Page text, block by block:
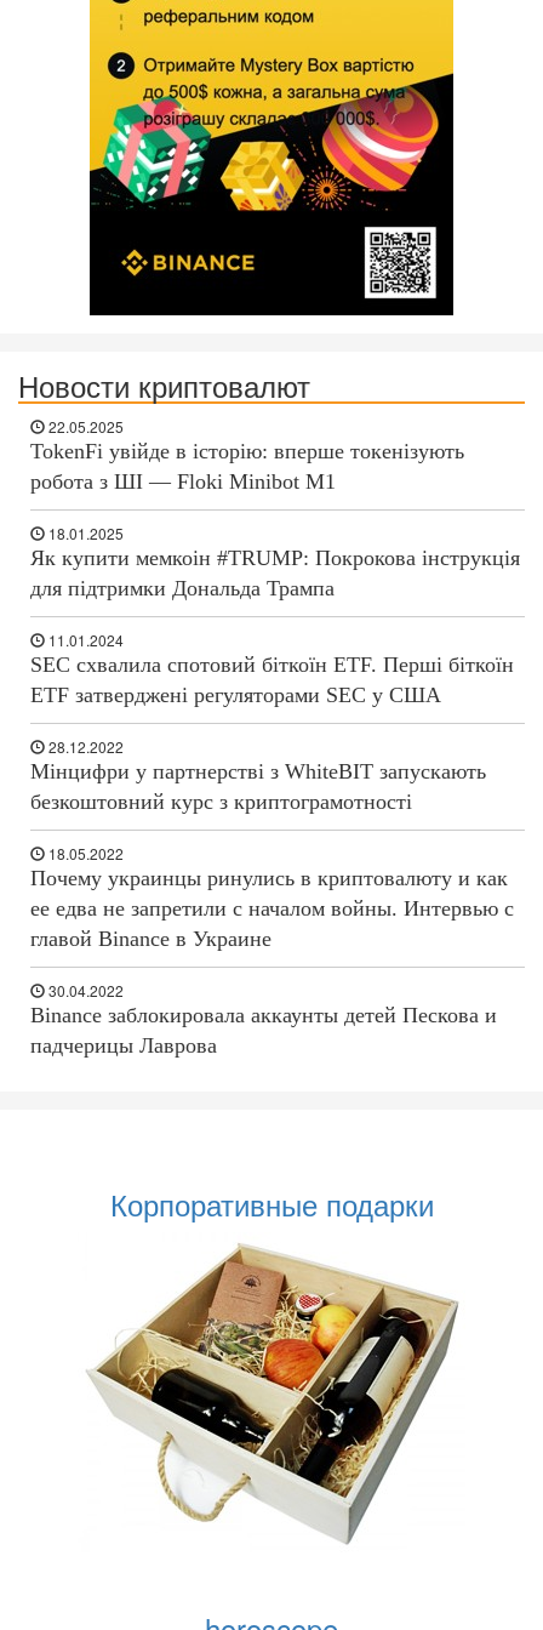
Новости криптовалют
22.05.2025
TokenFi увійде в історію: вперше токенізують
робота з ШІ — Floki Minibot M1
18.01.2025
Як купити мемкоін #TRUMP: Покрокова інструкція
для підтримки Дональда Трампа
11.01.2024
SEC схвалила спотовий біткоїн ETF. Перші біткоїн
ETF затверджені регуляторами SEC у США
28.12.2022
Мінцифри у партнерстві з WhiteBIT запускають
безкоштовний курс з криптограмотності
18.05.2022
Почему украинцы ринулись в криптовалюту и как
ее едва не запретили с началом войны. Интервью с
главой Binance в Украине
30.04.2022
Binance заблокировала аккаунты детей Пескова и
падчерицы Лаврова
Корпоративные подарки